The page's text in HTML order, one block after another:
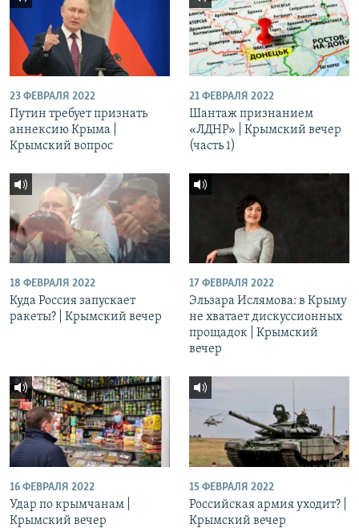
23 ФЕВРАЛЯ 2022
Путин требует признать
аннексию Крыма |
Крымский вопрос
21 ФЕВРАЛЯ 2022
Шантаж признанием
«ЛДНР» | Крымский вечер
(часть 1)
18 ФЕВРАЛЯ 2022
Куда Россия запускает
ракеты? | Крымский вечер
17 ФЕВРАЛЯ 2022
Эльзара Ислямова: в Крыму
не хватает дискуссионных
прощадок | Крымский
вечер
16 ФЕВРАЛЯ 2022
Удар по крымчанам |
Крымский вечер
15 ФЕВРАЛЯ 2022
Российская армия уходит? |
Крымский вечер